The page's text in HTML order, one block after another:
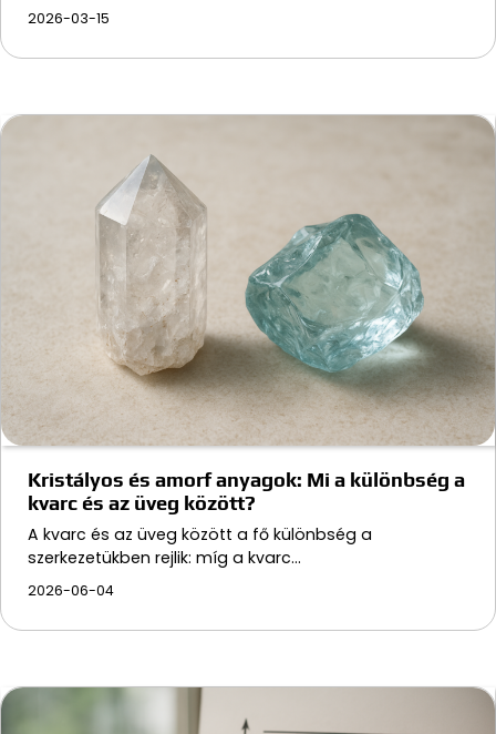
2026-03-15
Kristályos és amorf anyagok: Mi a különbség a
kvarc és az üveg között?
A kvarc és az üveg között a fő különbség a
szerkezetükben rejlik: míg a kvarc…
2026-06-04